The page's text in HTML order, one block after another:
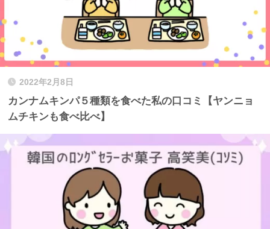
2022年2月8日
カンナムキンパ５種類を食べた私の口コミ【ヤンニョ
ムチキンも食べ比べ】